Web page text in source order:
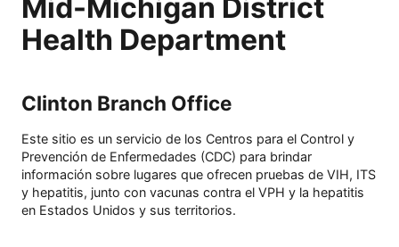
Mid-Michigan District
Health Department
Clinton Branch Office
Este sitio es un servicio de los Centros para el Control y
Prevención de Enfermedades (CDC) para brindar
información sobre lugares que ofrecen pruebas de VIH, ITS
y hepatitis, junto con vacunas contra el VPH y la hepatitis
en Estados Unidos y sus territorios.